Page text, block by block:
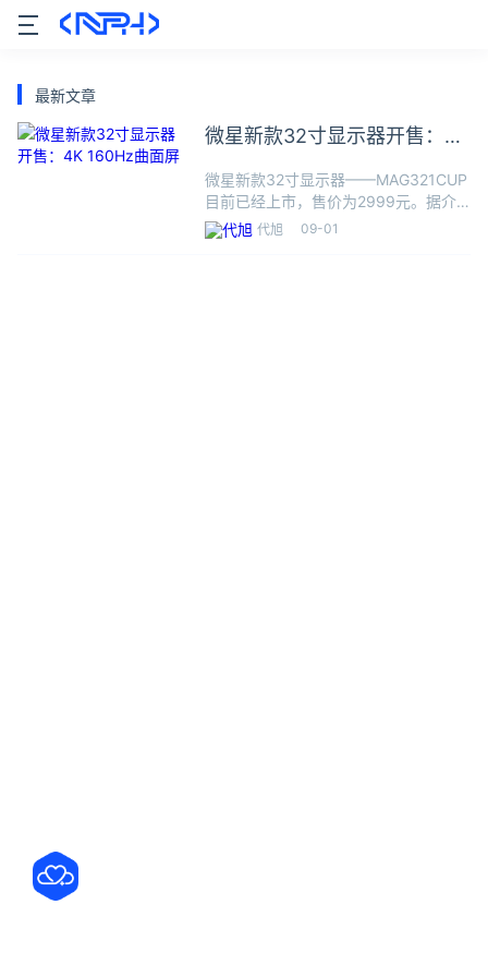
最新文章
微星新款32寸显示器开售：4K
微星新款32寸显示器——MAG321CUP
目前已经上市，售价为2999元。据介
绍，新款显示器采用31.5寸VA面板，分
辨率3840 x 2160，曲率1500R，支持
代旭 09-01